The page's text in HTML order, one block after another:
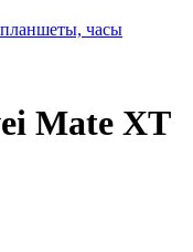
часы
Mate XT